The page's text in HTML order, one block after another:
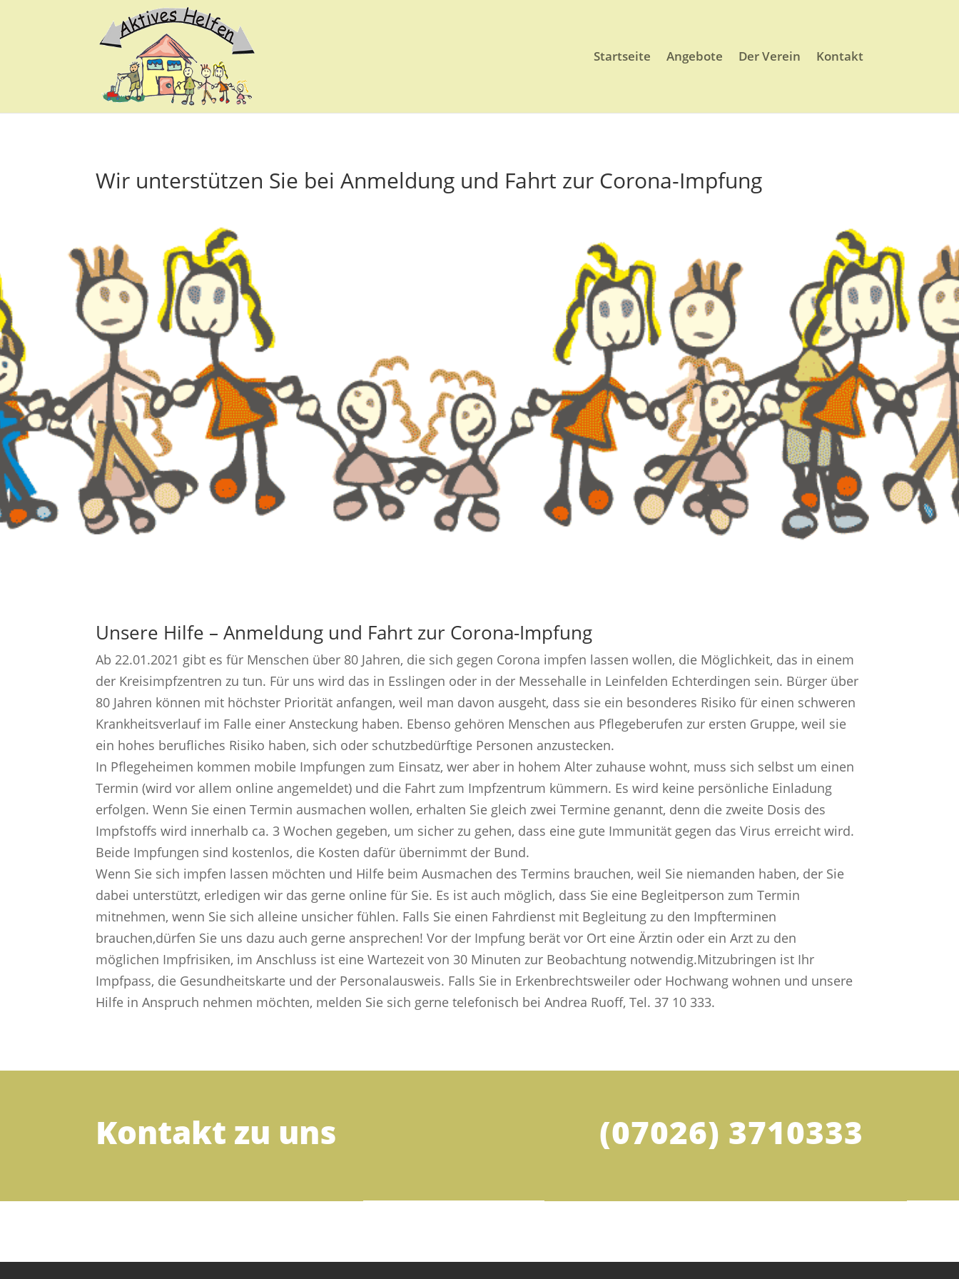
Startseite Angebote Der Verein Kontakt
Wir unterstützen Sie bei Anmeldung und Fahrt zur Corona-Impfung
Unsere Hilfe – Anmeldung und Fahrt zur Corona-Impfung
Ab 22.01.2021 gibt es für Menschen über 80 Jahren, die sich gegen Corona impfen lassen wollen, die Möglichkeit, das in einem
der Kreisimpfzentren zu tun. Für uns wird das in Esslingen oder in der Messehalle in Leinfelden Echterdingen sein. Bürger über
80 Jahren können mit höchster Priorität anfangen, weil man davon ausgeht, dass sie ein besonderes Risiko für einen schweren
Krankheitsverlauf im Falle einer Ansteckung haben. Ebenso gehören Menschen aus Pflegeberufen zur ersten Gruppe, weil sie
ein hohes berufliches Risiko haben, sich oder schutzbedürftige Personen anzustecken.
In Pflegeheimen kommen mobile Impfungen zum Einsatz, wer aber in hohem Alter zuhause wohnt, muss sich selbst um einen
Termin (wird vor allem online angemeldet) und die Fahrt zum Impfzentrum kümmern. Es wird keine persönliche Einladung
erfolgen. Wenn Sie einen Termin ausmachen wollen, erhalten Sie gleich zwei Termine genannt, denn die zweite Dosis des
Impfstoffs wird innerhalb ca. 3 Wochen gegeben, um sicher zu gehen, dass eine gute Immunität gegen das Virus erreicht wird.
Beide Impfungen sind kostenlos, die Kosten dafür übernimmt der Bund.
Wenn Sie sich impfen lassen möchten und Hilfe beim Ausmachen des Termins brauchen, weil Sie niemanden haben, der Sie
dabei unterstützt, erledigen wir das gerne online für Sie. Es ist auch möglich, dass Sie eine Begleitperson zum Termin
mitnehmen, wenn Sie sich alleine unsicher fühlen. Falls Sie einen Fahrdienst mit Begleitung zu den Impfterminen
brauchen,dürfen Sie uns dazu auch gerne ansprechen! Vor der Impfung berät vor Ort eine Ärztin oder ein Arzt zu den
möglichen Impfrisiken, im Anschluss ist eine Wartezeit von 30 Minuten zur Beobachtung notwendig.Mitzubringen ist Ihr
Impfpass, die Gesundheitskarte und der Personalausweis. Falls Sie in Erkenbrechtsweiler oder Hochwang wohnen und unsere
Hilfe in Anspruch nehmen möchten, melden Sie sich gerne telefonisch bei Andrea Ruoff, Tel. 37 10 333.
Kontakt zu uns (07026) 3710333